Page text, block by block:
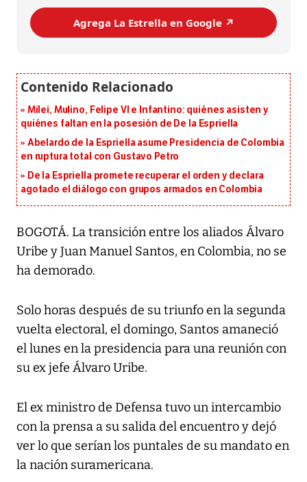
Agrega La Estrella en Google ↗️
Milei, Mulino, Felipe VI e Infantino: quiénes asisten y
quiénes faltan en la posesión de De la Espriella
Abelardo de la Espriella asume Presidencia de Colombia
en ruptura total con Gustavo Petro
De la Espriella promete recuperar el orden y declara
agotado el diálogo con grupos armados en Colombia
BOGOTÁ. La transición entre los aliados Álvaro
Uribe y Juan Manuel Santos, en Colombia, no se
ha demorado.
Solo horas después de su triunfo en la segunda
vuelta electoral, el domingo, Santos amaneció
el lunes en la presidencia para una reunión con
su ex jefe Álvaro Uribe.
El ex ministro de Defensa tuvo un intercambio
con la prensa a su salida del encuentro y dejó
ver lo que serían los puntales de su mandato en
la nación suramericana.